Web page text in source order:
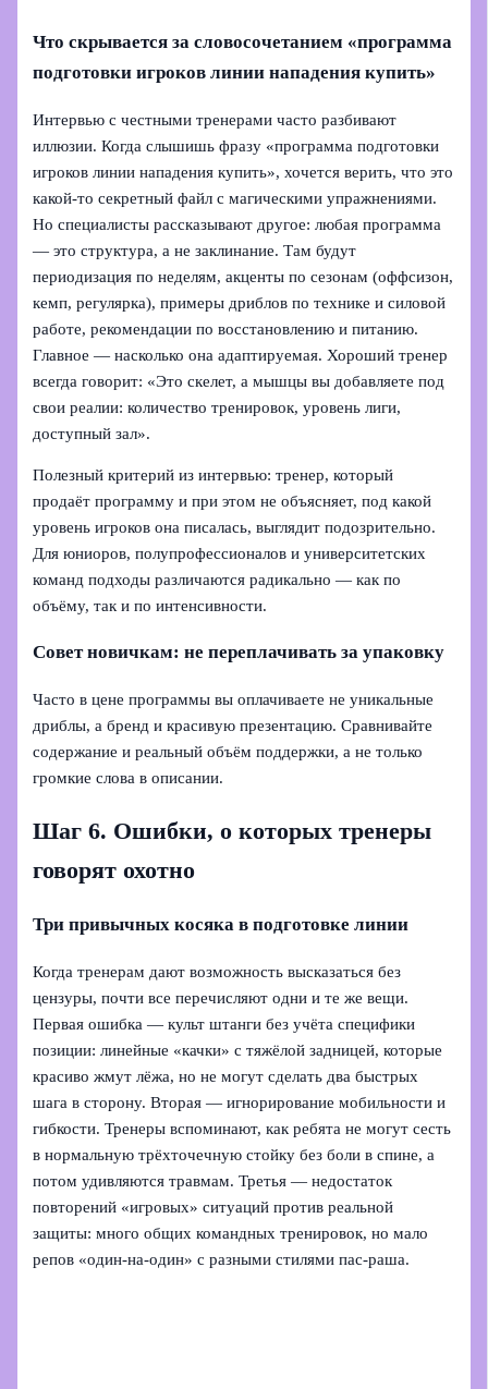
Что скрывается за словосочетанием «программа
подготовки игроков линии нападения купить»
Интервью с честными тренерами часто разбивают
иллюзии. Когда слышишь фразу «программа подготовки
игроков линии нападения купить», хочется верить, что это
какой-то секретный файл с магическими упражнениями.
Но специалисты рассказывают другое: любая программа
— это структура, а не заклинание. Там будут
периодизация по неделям, акценты по сезонам (оффсизон,
кемп, регулярка), примеры дриблов по технике и силовой
работе, рекомендации по восстановлению и питанию.
Главное — насколько она адаптируемая. Хороший тренер
всегда говорит: «Это скелет, а мышцы вы добавляете под
свои реалии: количество тренировок, уровень лиги,
доступный зал».
Полезный критерий из интервью: тренер, который
продаёт программу и при этом не объясняет, под какой
уровень игроков она писалась, выглядит подозрительно.
Для юниоров, полупрофессионалов и университетских
команд подходы различаются радикально — как по
объёму, так и по интенсивности.
Совет новичкам: не переплачивать за упаковку
Часто в цене программы вы оплачиваете не уникальные
дриблы, а бренд и красивую презентацию. Сравнивайте
содержание и реальный объём поддержки, а не только
громкие слова в описании.
Шаг 6. Ошибки, о которых тренеры
говорят охотно
Три привычных косяка в подготовке линии
Когда тренерам дают возможность высказаться без
цензуры, почти все перечисляют одни и те же вещи.
Первая ошибка — культ штанги без учёта специфики
позиции: линейные «качки» с тяжёлой задницей, которые
красиво жмут лёжа, но не могут сделать два быстрых
шага в сторону. Вторая — игнорирование мобильности и
гибкости. Тренеры вспоминают, как ребята не могут сесть
в нормальную трёхточечную стойку без боли в спине, а
потом удивляются травмам. Третья — недостаток
повторений «игровых» ситуаций против реальной
защиты: много общих командных тренировок, но мало
репов «один-на-один» с разными стилями пас-раша.